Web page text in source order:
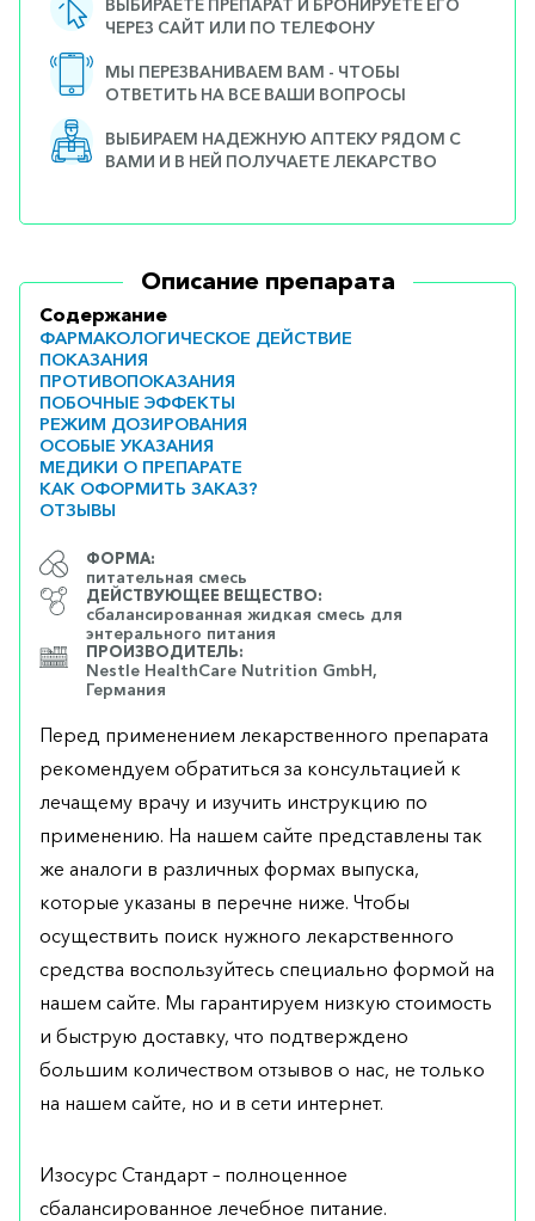
ВЫБИРАЕТЕ ПРЕПАРАТ И БРОНИРУЕТЕ ЕГО
ЧЕРЕЗ САЙТ ИЛИ ПО ТЕЛЕФОНУ
МЫ ПЕРЕЗВАНИВАЕМ ВАМ - ЧТОБЫ
ОТВЕТИТЬ НА ВСЕ ВАШИ ВОПРОСЫ
ВЫБИРАЕМ НАДЕЖНУЮ АПТЕКУ РЯДОМ С
ВАМИ И В НЕЙ ПОЛУЧАЕТЕ ЛЕКАРСТВО
Описание препарата
Содержание
ФАРМАКОЛОГИЧЕСКОЕ ДЕЙСТВИЕ
ПОКАЗАНИЯ
ПРОТИВОПОКАЗАНИЯ
ПОБОЧНЫЕ ЭФФЕКТЫ
РЕЖИМ ДОЗИРОВАНИЯ
ОСОБЫЕ УКАЗАНИЯ
МЕДИКИ О ПРЕПАРАТЕ
КАК ОФОРМИТЬ ЗАКАЗ?
ОТЗЫВЫ
ФОРМА:
питательная смесь
ДЕЙСТВУЮЩЕЕ ВЕЩЕСТВО:
сбалансированная жидкая смесь для
энтерального питания
ПРОИЗВОДИТЕЛЬ:
Nestle HealthCare Nutrition GmbH,
Германия
Перед применением лекарственного препарата
рекомендуем обратиться за консультацией к
лечащему врачу и изучить инструкцию по
применению. На нашем сайте представлены так
же аналоги в различных формах выпуска,
которые указаны в перечне ниже. Чтобы
осуществить поиск нужного лекарственного
средства воспользуйтесь специально формой на
нашем сайте. Мы гарантируем низкую стоимость
и быструю доставку, что подтверждено
большим количеством отзывов о нас, не только
на нашем сайте, но и в сети интернет.
Изосурс Стандарт – полноценное
сбалансированное лечебное питание.